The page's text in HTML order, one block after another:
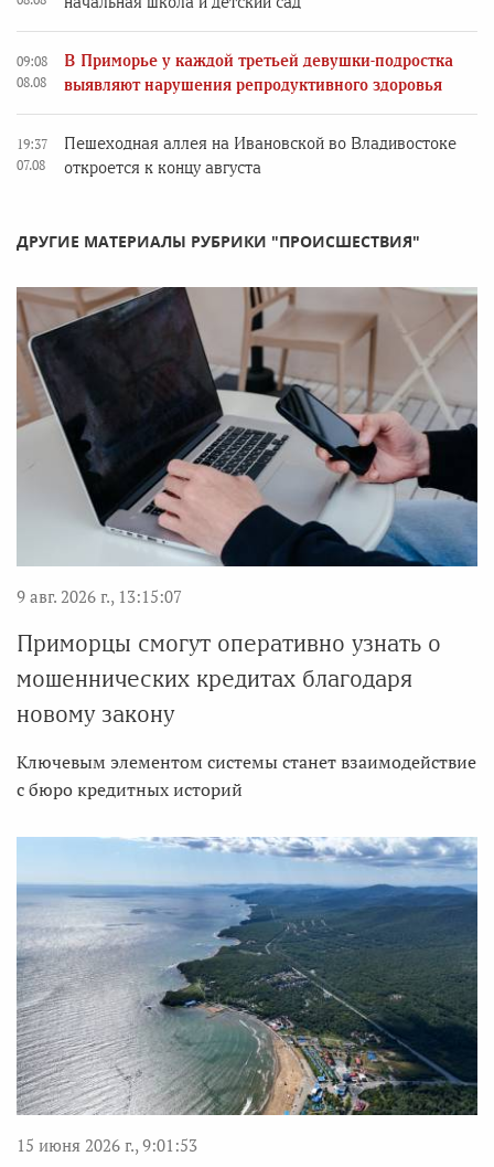
09:08
08.08
В Приморье у каждой третьей девушки-подростка
выявляют нарушения репродуктивного здоровья
19:37
07.08
Пешеходная аллея на Ивановской во Владивостоке
откроется к концу августа
ДРУГИЕ МАТЕРИАЛЫ РУБРИКИ "ПРОИСШЕСТВИЯ"
9 авг. 2026 г., 13:15:07
Приморцы смогут оперативно узнать о
мошеннических кредитах благодаря
новому закону
Ключевым элементом системы станет взаимодействие
с бюро кредитных историй
15 июня 2026 г., 9:01:53